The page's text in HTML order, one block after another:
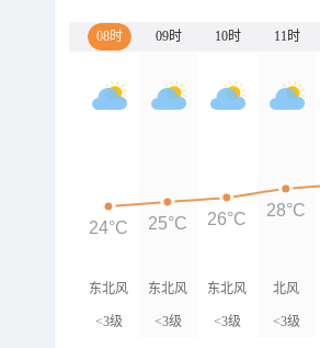
08时 09时 10时 11时
东北风
<3级
东北风
<3级
东北风
<3级
北风
<3级
24°C 25°C 26°C 28°C